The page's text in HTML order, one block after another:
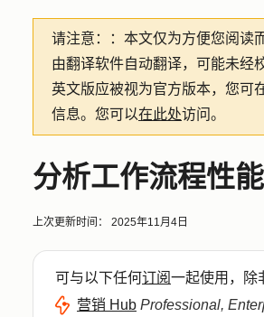
请注意： ：本文仅为方便您阅读
由翻译软件自动翻译，可能未经
英文版应被视为官方版本，您可
信息。您可以在此处访问。
分析工作流程性
上次更新时间： 2025年11月4日
可与以下任何订阅一起使用，除
营销 Hub Professional,